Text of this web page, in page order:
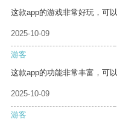
这款app的游戏非常好玩，可
2025-10-09
游客
这款app的功能非常丰富，可
2025-10-09
游客